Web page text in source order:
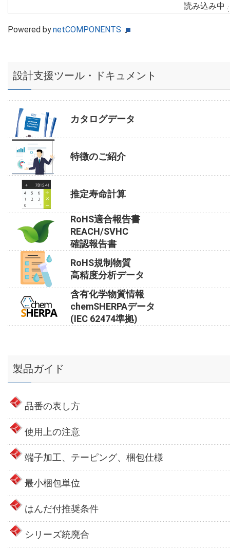
読み込み中
Powered bynetCOMPONENTS
設計支援ツール・ドキュメント
カタログデータ
特徴のご紹介
推定寿命計算
RoHS適合報告書
REACH/SVHC
確認報告書
RoHS規制物質
高精度分析データ
含有化学物質情報
chemSHERPAデータ
(IEC 62474準拠)
製品ガイド
品番の表し方
使用上の注意
端子加工、テーピング、梱包仕様
最小梱包単位
はんだ付推奨条件
シリーズ統廃合